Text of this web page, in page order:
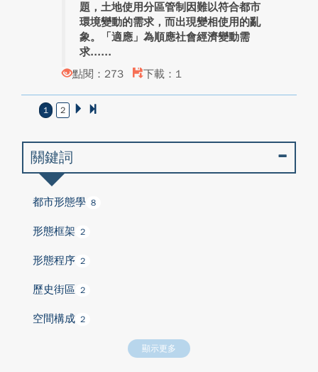
題，土地使用分區管制因難以符合都市
環境變動的需求，而出現變相使用的亂
象。「適應」為順應社會經濟變動需
求...
點閱：273
下載：1
1 2
關鍵詞
都市形態學 8
形態框架 2
形態程序 2
歷史街區 2
空間構成 2
顯示更多